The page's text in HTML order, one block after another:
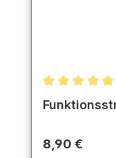
Regulärer
8,90 €